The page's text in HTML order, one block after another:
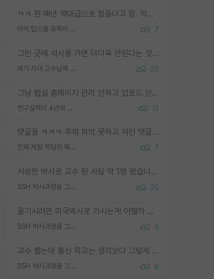
ㅋㅋ 뭔 매년 역대급으로 힘들다고 함. 막상 보면 별로 변한건 없음.
미박 탑스쿨 유학이 빡세진 이유 7
그런 곳에 석사를 가면 더더욱 안된다는 것을 깨달으시면 된겁니다!
제가 자대 교수님께 무례하게 행동한 걸까요? 20
그냥 랩실 홈페이지 관리 안하고 업로드 안한거 아님?
연구실적이 4년의 공백이 있는거 어떻게 생각하냐 12
댓글들 ㅋㅋㅋ 주제 파악 못하고 저런 댓글들을 쓰네. 조직에 인간이 얼마나 중요한데 걱정될 수도 있지 ㅋㅋ 본인들은 퍽이나 잘하나봐 ? 현실은 남들한테 욕 안 먹는 1인분만 하는 것도 힘들텐데 ?
진짜 제발 적당히 똑똑한 박사과정이라도 위에 있었으면.. 7
서성한 박사로 교수 된 사람 딱 1명 봤습니다. 근데 지방대 박사로 교수된 거는 기적이 일어나야되요. 서성한 학부부터여도 빡센게 교수임용일텐데 지방대박사로 무슨 교수가 되나요...... 중소기업/중견기업 팀장급/연구소장급이나 될거 같네요.
SSH 박사과정을 그만두고 지방대 박사로 옮기면 교수의 꿈은 끝일까요? 20
옮기시려면 미국박사로 가시는게 어떨까 싶네요. 교수가 꿈이면 미국박사 하고 미국교수 까지 같이 노리시는게 기회가 많지 않을까요?
SSH 박사과정을 그만두고 지방대 박사로 옮기면 교수의 꿈은 끝일까요? 9
교수 뽑는데 출신 학교는 생각보다 그렇게 안 봄. 앞으로는 더 안 보게 될거임. 박사는 어디서 진행해도 됨. 단, 제대로 쌓고 좋은 실적 만들 수 있다면. 그런데 지방대는 그럴 가능성이 지극히 낮음. 나만 열심히 잘 하면 된다? 인간은 주변 환경에 지배되는 나약한 존재임. 주변의 지방대 대학원생과 섞이고 지방 특유의 여유로움 또는 나쁘게 얘기해서 나태함에 젖어 살다보면 교수의 꿈 자체를 잊어버리게 될 가능성도 있음. 주변 환경이 70~80%임.
SSH 박사과정을 그만두고 지방대 박사로 옮기면 교수의 꿈은 끝일까요? 8